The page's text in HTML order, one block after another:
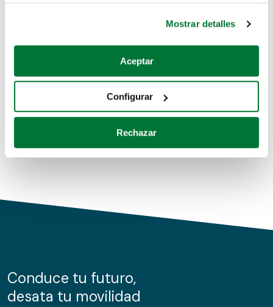
Si lo permite, también quisiéramos:
Recopilar información sobre su ubicación geográfica
Identificar su dispositivo analizándolo activamente
para buscar características específicas (huellas
Obtenga más información sobre cómo se procesan sus
de cookies.
información sobre el uso que haga del sitio web con
nuestros partners de redes sociales, publicidad y análisis
Mostrar detalles
Aceptar
Configurar
Rechazar
Coches de segunda mano
Coches de km0
Conduce tu futuro,
desata tu movilidad